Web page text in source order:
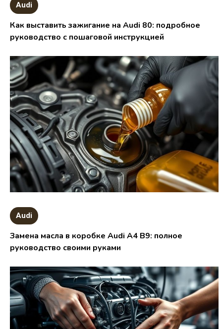
Audi
Как выставить зажигание на Audi 80: подробное
руководство с пошаговой инструкцией
Audi
Замена масла в коробке Audi A4 B9: полное
руководство своими руками